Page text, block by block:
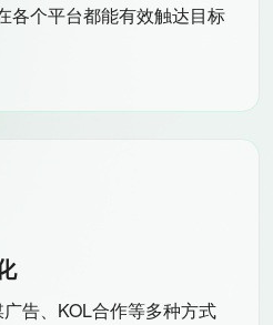
各个平台都能有效触达目标
告、KOL合作等多种方式